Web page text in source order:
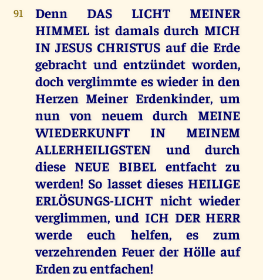
91
Denn DAS LICHT MEINER
HIMMEL ist damals durch MICH
IN JESUS CHRISTUS auf die Erde
gebracht und entzündet worden,
doch verglimmte es wieder in den
Herzen Meiner Erdenkinder, um
nun von neuem durch MEINE
WIEDERKUNFT IN MEINEM
ALLERHEILIGSTEN und durch
diese NEUE BIBEL entfacht zu
werden! So lasset dieses HEILIGE
ERLÖSUNGS-LICHT nicht wieder
verglimmen, und ICH DER HERR
werde euch helfen, es zum
verzehrenden Feuer der Hölle auf
Erden zu entfachen!